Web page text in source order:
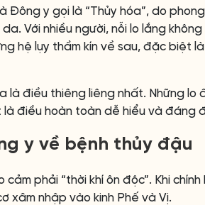
Đông y gọi là “Thủy hóa”, do
Với nhiều người, nỗi lo lắng không
hệ lụy thầm kín về sau, đặc biệt
là điều thiêng liêng nhất. Những lo
điều hoàn toàn dễ hiểu và đáng
y về bệnh thủy đậu
phải “thời khí ôn độc”. Khi chính
xâm nhập vào kinh Phế và Vị.